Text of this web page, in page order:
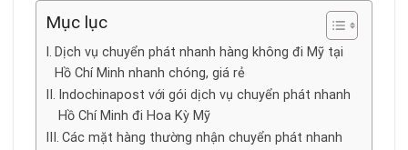
Mục lục
Dịch vụ chuyển phát nhanh hàng không đi Mỹ tại
Hồ Chí Minh nhanh chóng, giá rẻ
Indochinapost với gói dịch vụ chuyển phát nhanh
Hồ Chí Minh đi Hoa Kỳ Mỹ
Các mặt hàng thường nhận chuyển phát nhanh